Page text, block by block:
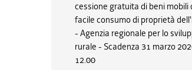
cessione gratuita di beni mobili
facile consumo di proprietà
- Agenzia regionale per lo
rurale - Scadenza 31 marzo
12.00